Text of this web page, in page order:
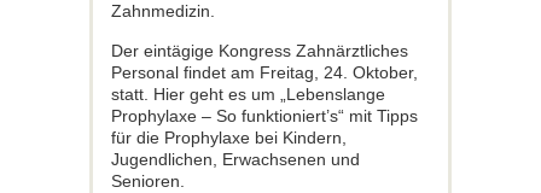
Zahnmedizin.
Der eintägige Kongress Zahnärztliches
Personal findet am Freitag, 24. Oktober,
statt. Hier geht es um „Lebenslange
Prophylaxe – So funktioniert’s“ mit Tipps
für die Prophylaxe bei Kindern,
Jugendlichen, Erwachsenen und
Senioren.